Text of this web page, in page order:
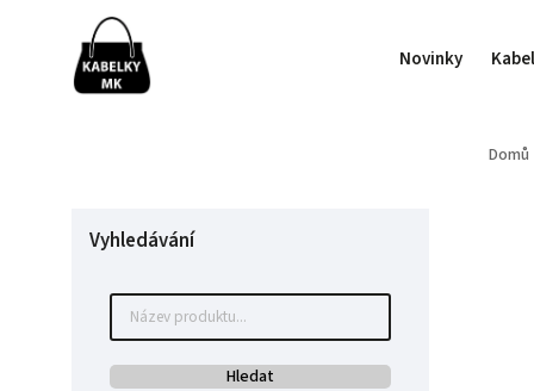
Novinky
Domů
Vyhledávání
Hledat